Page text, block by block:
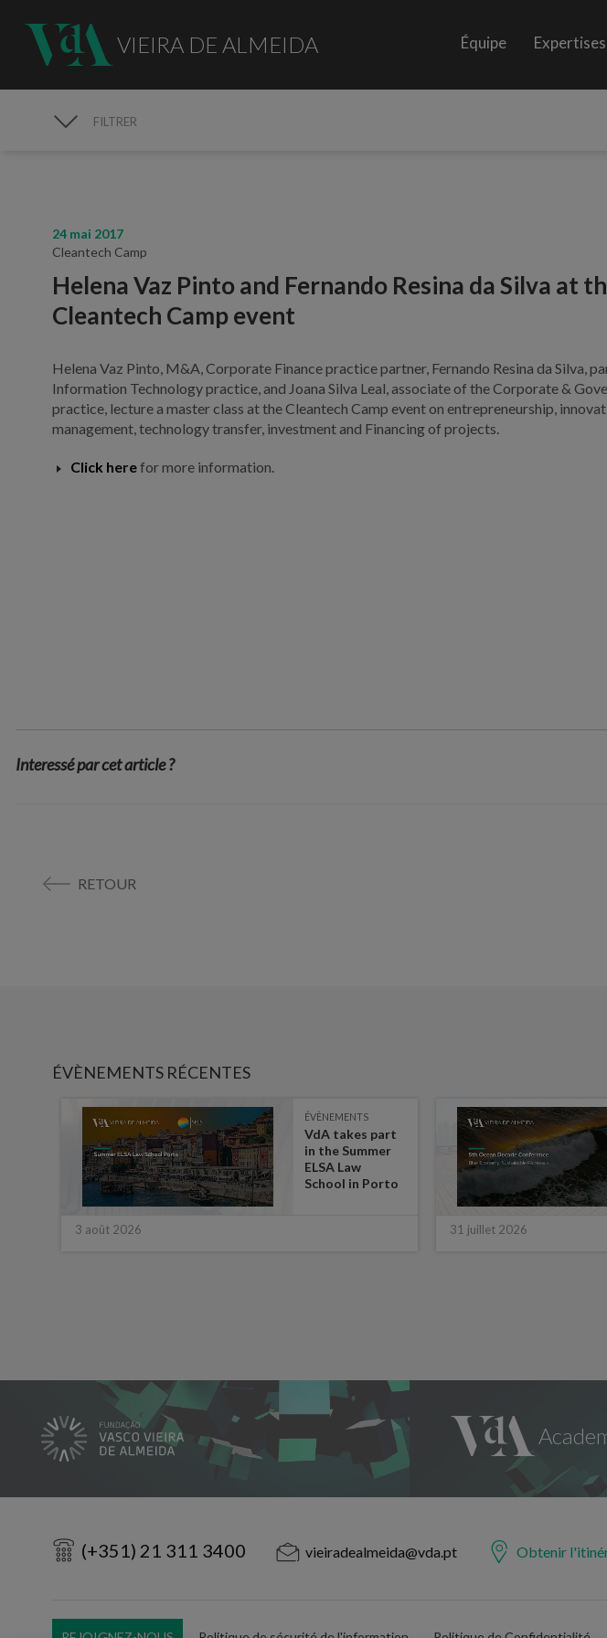
VIEIRA DE ALMEIDA Équipe Expertises
FILTRER
24 mai 2017
Cleantech Camp
Helena Vaz Pinto and Fernando Resina da Silva at
Cleantech Camp event
Helena Vaz Pinto, M&A, Corporate Finance practice partner, Fernando Resina da Silva,
Information Technology practice, and Joana Silva Leal, associate of the Corporate &
practice, lecture a master class at the Cleantech Camp event on entrepreneurship,
management, technology transfer, investment and Financing of projects.
Click herefor more information.
Interessé par cet article ?
RETOUR
ÉVÈNEMENTS RÉCENTES
ÉVÈNEMENTS
VdA takes part
in the Summer
ELSA Law
School in Porto
3 août 2026 31 juillet 2026
(+351) 21 311 3400 vieiradealmeida@vda.pt Obtenir